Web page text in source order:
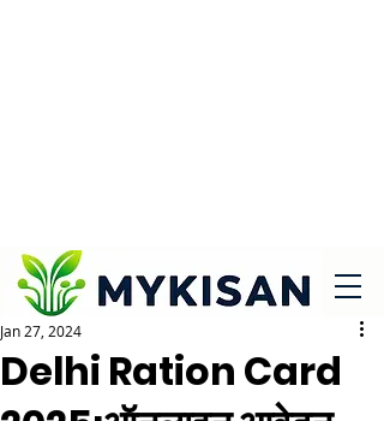
Delhi Ration Card
Jan 27, 2024